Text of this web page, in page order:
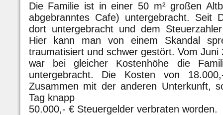
Die Familie ist in einer 50 m² großen
abgebranntes Cafe) untergebracht. Seit
dort untergebracht und dem
Hier kann man von einem Skandal
traumatisiert und schwer gestört. Vom Juni
war bei gleicher Kostenhöhe die
untergebracht. Die Kosten von
Zusammen mit der anderen Unterkunft,
Tag knapp
50.000,- € Steuergelder verbraten worden.